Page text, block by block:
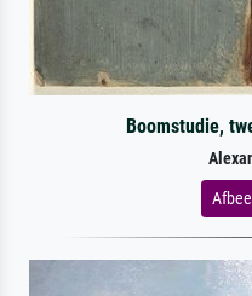
Boomstudie,